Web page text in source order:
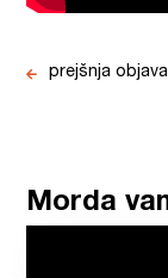
prejšnja objava
Morda